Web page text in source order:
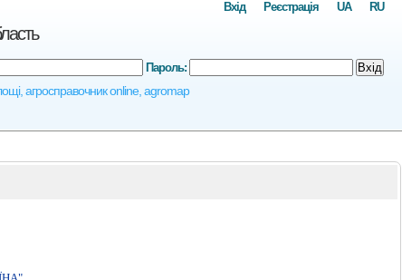
агросправочник online, agromap
RU
UA
Реєстрація
Вхід
Пароль: Вхід